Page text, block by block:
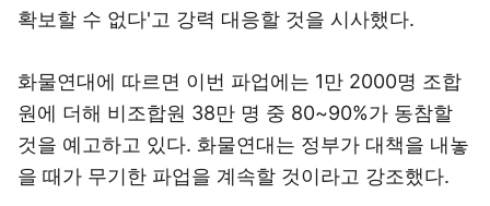
확보할 수 없다'고 강력 대응할 것을 시사했다.
화물연대에 따르면 이번 파업에는 1만 2000명 조합
원에 더해 비조합원 38만 명 중 80~90%가 동참할
것을 예고하고 있다. 화물연대는 정부가 대책을 내놓
을 때가 무기한 파업을 계속할 것이라고 강조했다.